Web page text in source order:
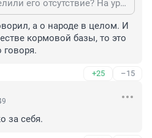
Гость, как Вы определили его отсутствие? На уровне чувственного восприятия? Но такое восприятие не является истиной, поскольку пребываеттв постоянном движении и изменении. И в различных людей - различное восприятие. Например Вы говорите видимо о каком то инцинденте, который Вас оскорбил. Но оскорбления можно и не принимать, как и подарки и видимо Вы приняли, а ктото нет и в этом нет их вины. Каждый человек, а порыве страсти, эмоций может чтото выссказать оскорбительное, но как я и говорил о чувственном восприятии - оно находится в постоянном изменении, и в какой то момент времени человек воспоинимает ту жн сттупцию иначе и кго видение и слова тоже изменятся. Ножно это понимать, общаясь с живыми людьми. И это касается абсолютно всех.
а о народе в целом. И
кормовой базы, то это
говоря.
+25 –15
за себя.